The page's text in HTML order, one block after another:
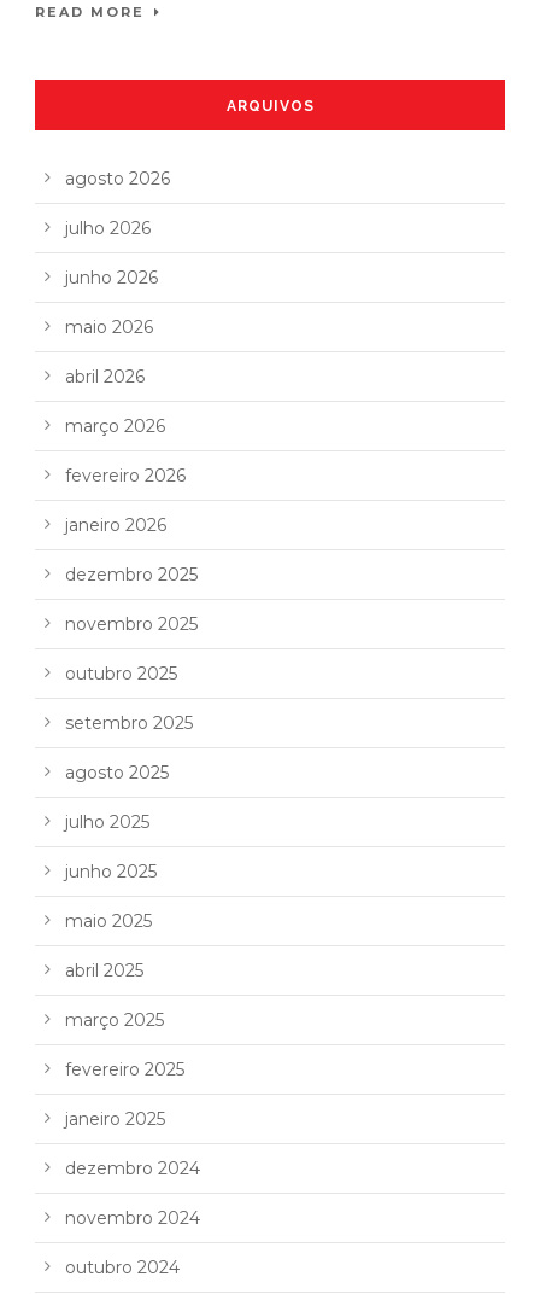
READ MORE
ARQUIVOS
agosto 2026
julho 2026
junho 2026
maio 2026
abril 2026
março 2026
fevereiro 2026
janeiro 2026
dezembro 2025
novembro 2025
outubro 2025
setembro 2025
agosto 2025
julho 2025
junho 2025
maio 2025
abril 2025
março 2025
fevereiro 2025
janeiro 2025
dezembro 2024
novembro 2024
outubro 2024